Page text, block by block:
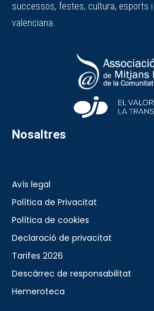
successos, festes, cultura, esports
valenciana.
Nosaltres
Avís legal
Política de Privacitat
Política de cookies
Declaració de privacitat
Tarifes 2026
Descàrrec de responsabilitat
Hemeroteca